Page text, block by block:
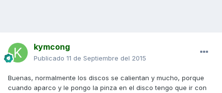
kymcong
Publicado 11 de Septiembre del 2015
Buenas, normalmente los discos se calientan y mucho, porque
cuando aparco y le pongo la pinza en el disco tengo que ir con